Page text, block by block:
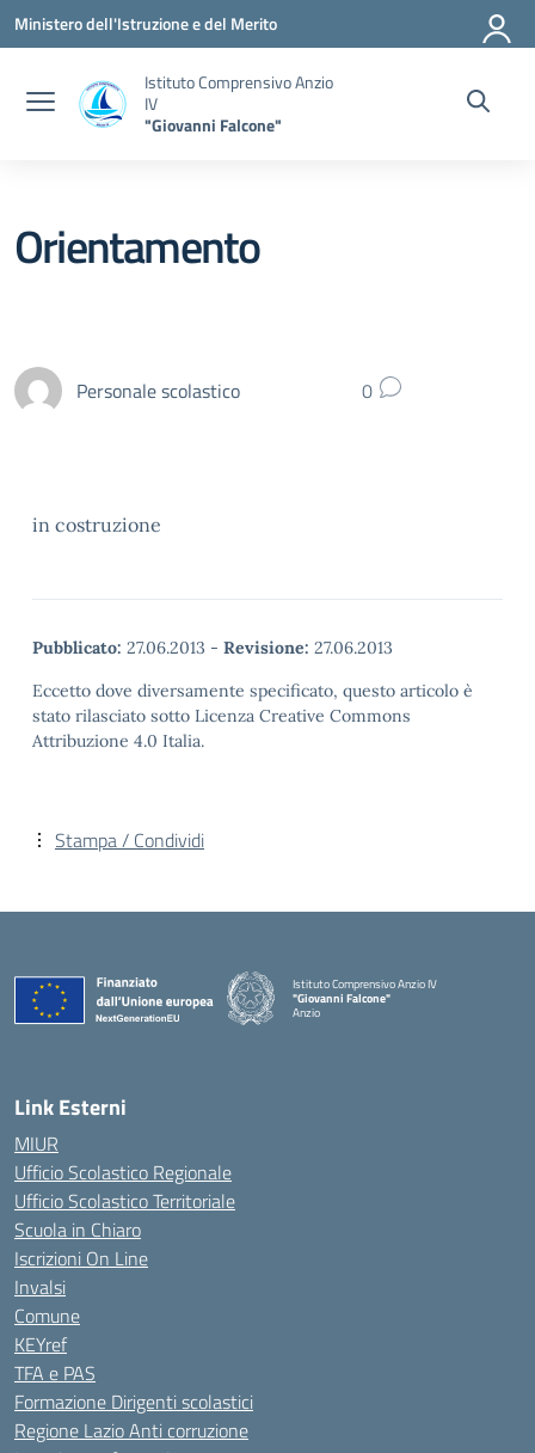
Vai ai contenuti
Vai al menu di navigazione
Vai al footer
Ministero dell'Istruzione e del Merito
Istituto Comprensivo Anzio
IV
"Giovanni Falcone"
Orientamento
Personale scolastico 0
in costruzione
Pubblicato: 27.06.2013 - Revisione: 27.06.2013
Eccetto dove diversamente specificato, questo articolo è
stato rilasciato sotto Licenza Creative Commons
Attribuzione 4.0 Italia.
Stampa / Condividi
Istituto Comprensivo Anzio IV
"Giovanni Falcone"
Anzio
Link Esterni
MIUR
Ufficio Scolastico Regionale
Ufficio Scolastico Territoriale
Scuola in Chiaro
Iscrizioni On Line
Invalsi
Comune
KEYref
TFA e PAS
Formazione Dirigenti scolastici
Regione Lazio Anti corruzione